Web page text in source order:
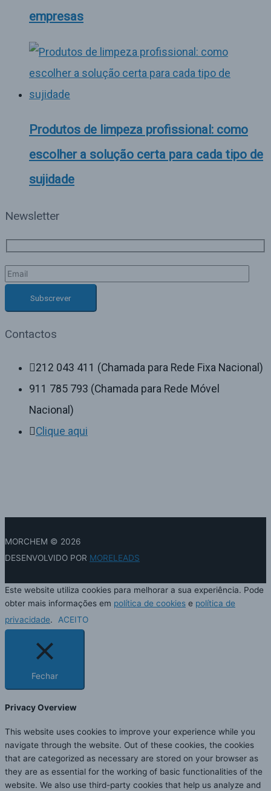
empresas
Produtos de limpeza profissional: como
escolher a solução certa para cada tipo de
sujidade
Newsletter
Contactos
212 043 411 (Chamada para Rede Fixa Nacional)
911 785 793 (Chamada para Rede Móvel
Nacional)
Clique aqui
MORCHEM © 2026
DESENVOLVIDO POR MORELEADS
Este website utiliza cookies para melhorar a sua experiência. Pode
obter mais informações em política de cookies e política de
privacidade. ACEITO
Fechar
Privacy Overview
This website uses cookies to improve your experience while you
navigate through the website. Out of these cookies, the cookies
that are categorized as necessary are stored on your browser as
they are as essential for the working of basic functionalities of the
website. We also use third-party cookies that help us analyze and